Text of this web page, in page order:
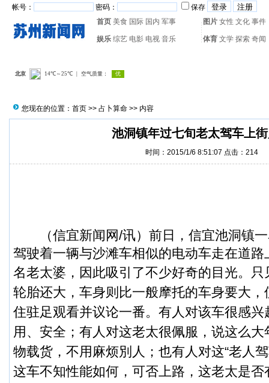
帐号： 密码：
保存
首页 美食 国际 国内 军事 图片 女性 文化 事件
娱乐 综艺 电影 电视 音乐 体育 文学 探索 奇闻
您现在的位置： 首页 >> 占卜算命 >> 内容
池洞镇年过七旬老太驾车上
时间：2015/1/6 8:51:07 点击： 214
（信宜新闻 网/讯）前日，信宜池洞镇
驾驶着一辆与沙滩车相似的电动车走在道
名老太婆，因此吸引了不少好奇的目光。 只
轮胎还大，车身则比一般摩托的车身要大
住驻足观看并议论一番。有人对该车很感
用、安全；有人对这老太很佩服，说这么
物载货，不用麻烦別人；也有人对这“老人
这车不知性能如何，可否上路，这老太是